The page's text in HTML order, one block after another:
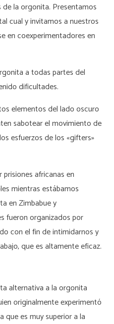
la orgonita. Presentamos
cual y invitamos a nuestros
en coexperimentadores en
a todas partes del
dificultades.
elementos del lado oscuro
sabotear el movimiento de
esfuerzos de los «gifters»
africanas en
mientras estábamos
en Zimbabue y
fueron organizados por
con el fin de intimidarnos y
que es altamente eficaz.
alternativa a la orgonita
originalmente experimentó
es muy superior a la